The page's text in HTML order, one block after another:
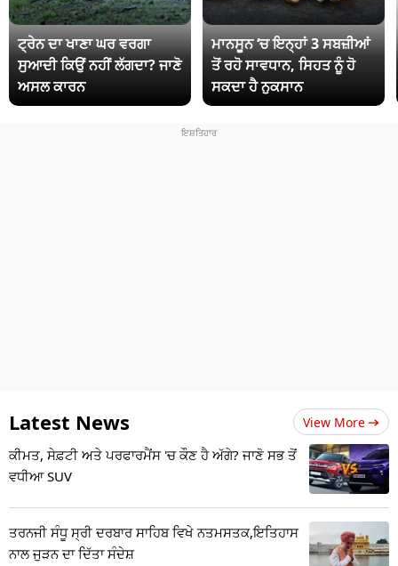
ਟ੍ਰੇਨ ਦਾ ਖਾਣਾ ਘਰ ਵਰਗਾ
ਸੁਆਦੀ ਕਿਉਂ ਨਹੀਂ ਲੱਗਦਾ? ਜਾਣੋ
ਅਸਲ ਕਾਰਨ
ਮਾਨਸੂਨ ‘ਚ ਇਨ੍ਹਾਂ 3 ਸਬਜ਼ੀਆਂ
ਤੋਂ ਰਹੋ ਸਾਵਧਾਨ, ਸਿਹਤ ਨੂੰ ਹੋ
ਸਕਦਾ ਹੈ ਨੁਕਸਾਨ
Latest News View More
ਕੀਮਤ, ਸੇਫ਼ਟੀ ਅਤੇ ਪਰਫਾਰਮੈਂਸ 'ਚ ਕੌਣ ਹੈ ਅੱਗੇ? ਜਾਣੋ ਸਭ ਤੋਂ
ਵਧੀਆ SUV
ਤਰਨਜੀ ਸੰਧੂ ਸ੍ਰੀ ਦਰਬਾਰ ਸਾਹਿਬ ਵਿਖੇ ਨਤਮਸਤਕ,ਇਤਿਹਾਸ
ਨਾਲ ਜੁੜਨ ਦਾ ਦਿੱਤਾ ਸੰਦੇਸ਼